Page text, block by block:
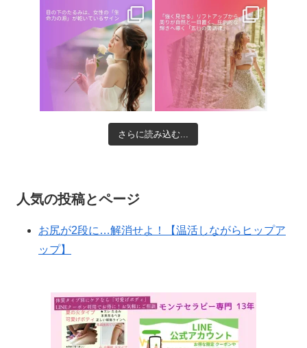
さらに読み込む...
人気の投稿とページ
お尻が2段に…解消せよ！【温活しながらヒップア
ップ】